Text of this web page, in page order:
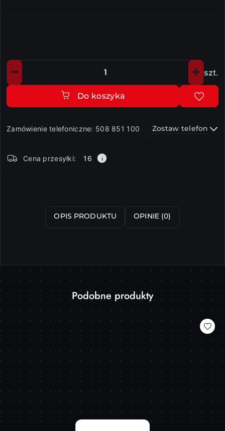
Ilość szt.
Do koszyka
Zamówienie telefoniczne: 508 851 100 Zostaw telefon
i
Cena przesyłki: 16
OPIS PRODUKTU OPINIE (0)
Pomiń karuzelę produktów
Produkty
statusie:
Podobne produkty